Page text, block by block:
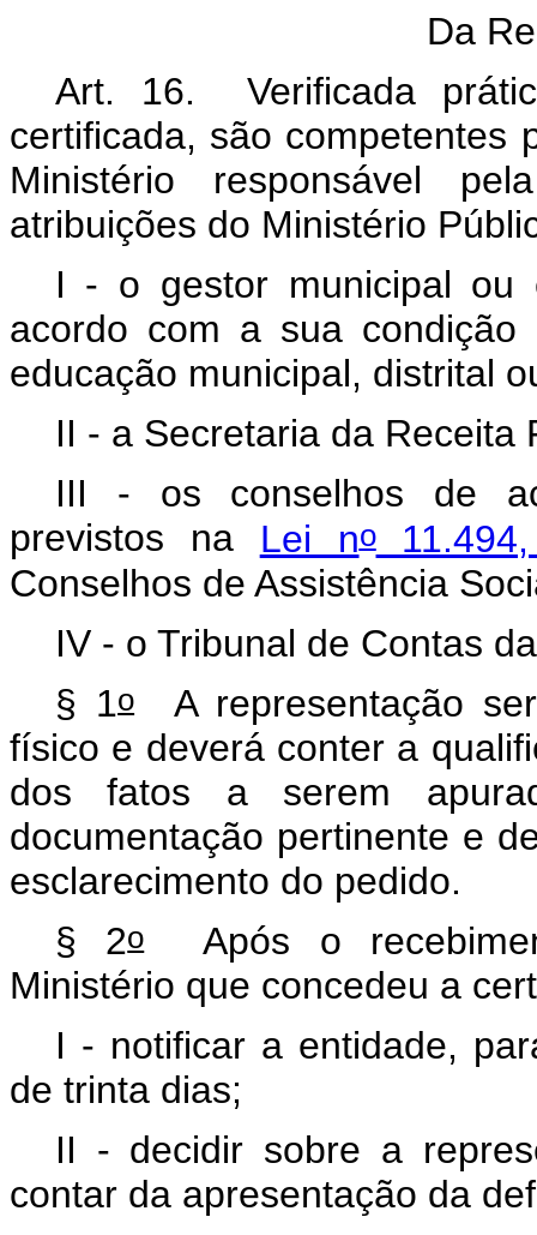
Da
Art. 16. Verificada
certificada, são competentes
Ministério responsável
atribuições do Ministério
I - o gestor municipal ou
acordo com a sua
educação municipal, distrital
II - a Secretaria da Receita
III - os conselhos de
previstos na Lei no
Conselhos de Assistência
IV - o Tribunal de Contas
§ 1oA representação
físico e deverá conter a
dos fatos a serem
documentação pertinente e
esclarecimento do pedido.
§ 2oApós o
Ministério que concedeu a
I - notificar a entidade,
de trinta dias;
II - decidir sobre a
contar da apresentação da